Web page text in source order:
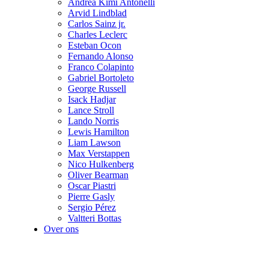
Andrea Kimi Antonelli
Arvid Lindblad
Carlos Sainz jr.
Charles Leclerc
Esteban Ocon
Fernando Alonso
Franco Colapinto
Gabriel Bortoleto
George Russell
Isack Hadjar
Lance Stroll
Lando Norris
Lewis Hamilton
Liam Lawson
Max Verstappen
Nico Hulkenberg
Oliver Bearman
Oscar Piastri
Pierre Gasly
Sergio Pérez
Valtteri Bottas
Over ons